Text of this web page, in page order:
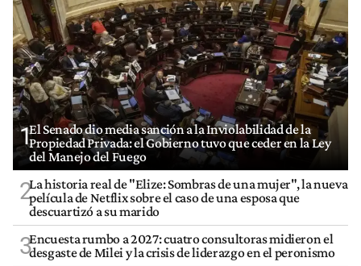
1El Senado dio media sanción a la Inviolabilidad de la
Propiedad Privada: el Gobierno tuvo que ceder en la Ley
del Manejo del Fuego
2La historia real de "Elize: Sombras de una mujer", la nueva
película de Netflix sobre el caso de una esposa que
descuartizó a su marido
3Encuesta rumbo a 2027: cuatro consultoras midieron el
desgaste de Milei y la crisis de liderazgo en el peronismo